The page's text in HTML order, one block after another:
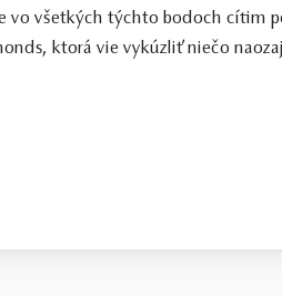
vo všetkých týchto bodoch cítim
ktorá vie vykúzliť niečo naozaj